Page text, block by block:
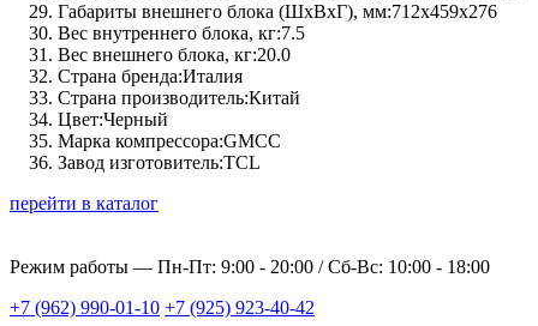
Габариты внешнего блока (ШхВхГ), мм:712x459x276
Вес внутреннего блока, кг:7.5
Вес внешнего блока, кг:20.0
Страна бренда:Италия
Страна производитель:Китай
Цвет:Черный
Марка компрессора:GMCC
Завод изготовитель:TCL
перейти в каталог
Режим работы — Пн-Пт: 9:00 - 20:00 / Сб-Вс: 10:00 - 18:00
+7 (962) 990-01-10 +7 (925) 923-40-42